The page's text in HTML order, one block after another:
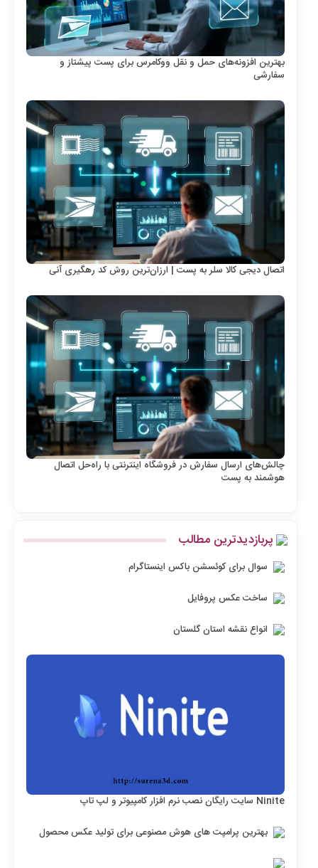
بهترین افزونه‌های حمل و نقل ووکامرس برای پست پیشتاز و
سفارشی
اتصال دیجی کالا سلر به پست | ارزان‌ترین روش کد رهگیری آنی
چالش‌های ارسال سفارش در فروشگاه اینترنتی با راه‌حل اتصال
هوشمند به پست
پربازدیدترین مطالب
سوال برای کوئسشن باکس اینستاگرام
ساخت عکس پروفایل
انواع نقشه استان گلستان
Ninite سایت رایگان نصب نرم افزار کامپیوتر و لپ تاپ
بهترین پرامپت های هوش مصنوعی برای تولید عکس محصول